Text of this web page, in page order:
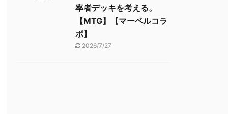
率者デッキを考える。
【MTG】【マーベルコラ
ボ】
2026/7/27